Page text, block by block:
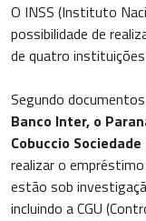
O INSS (Instituto
possibilidade de
de quatro
Segundo
Banco Inter, o
Cobuccio
realizar o
estão sob
incluindo a CGU